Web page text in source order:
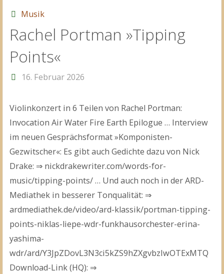
Sento"
Musik
Rachel Portman »Tipping
Points«
16. Februar 2026
Violinkonzert in 6 Teilen von Rachel Portman:
Invocation Air Water Fire Earth Epilogue … Interview
im neuen Gesprächsformat »Komponisten-
Gezwitscher«: Es gibt auch Gedichte dazu von Nick
Drake: ⇒ nickdrakewriter.com/words-for-
music/tipping-points/ … Und auch noch in der ARD-
Mediathek in besserer Tonqualität: ⇒
ardmediathek.de/video/ard-klassik/portman-tipping-
points-niklas-liepe-wdr-funkhausorchester-erina-
yashima-
wdr/ard/Y3JpZDovL3N3ci5kZS9hZXgvbzIwOTExMTQ
Download-Link (HQ): ⇒